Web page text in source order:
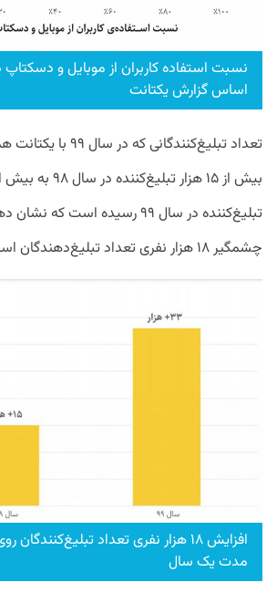
اساس گزارش یکتانت
تعداد تبلیغ‌کنندگانی
تبلیغ‌کننده در سال ۹۹ رسیده است
چشمگیر ۱۸ هزار نفری تعداد تبلیغ‌دهندگان است.
افزایش ۱۸ هزار نفری تعداد
مدت یک سال